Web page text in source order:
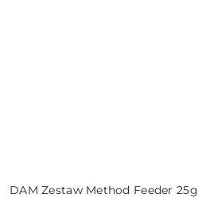
DAM Zestaw Method Feeder